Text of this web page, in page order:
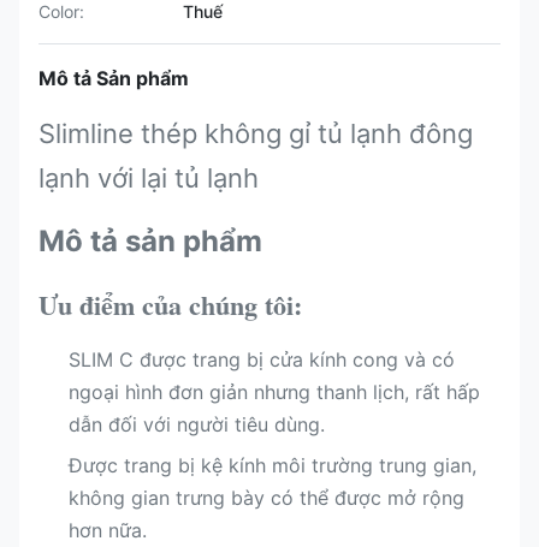
Color: Thuế
Mô tả Sản phẩm
Slimline thép không gỉ tủ lạnh đông
lạnh với lại tủ lạnh
Mô tả sản phẩm
Ưu điểm của chúng tôi:
SLIM C được trang bị cửa kính cong và có
ngoại hình đơn giản nhưng thanh lịch, rất hấp
dẫn đối với người tiêu dùng.
Được trang bị kệ kính môi trường trung gian,
không gian trưng bày có thể được mở rộng
hơn nữa.